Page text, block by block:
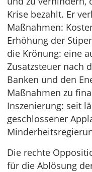
Krise bezahlt. Er
Maßnahmen:
Erhöhung der
die Krönung: eine
Zusatzsteuer nach
Banken und den
Maßnahmen zu
Inszenierung: seit
geschlossener
Die rechte
für die Ablösung